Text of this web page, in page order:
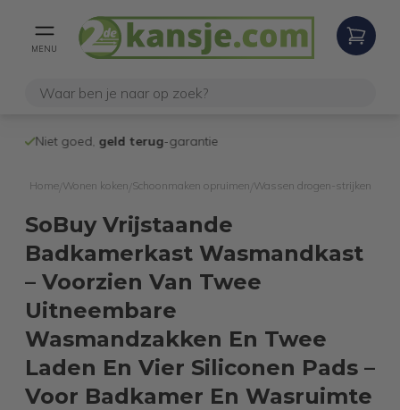
MENU
Niet goed, geld terug-garantie
Home/ Wonen koken Schoonmaken opruimen Wassen drogen-strijken
SoBuy Vrijstaande
Badkamerkast Wasmandkast
– Voorzien Van Twee
Uitneembare
Wasmandzakken En Twee
Laden En Vier Siliconen Pads –
Voor Badkamer En Wasruimte